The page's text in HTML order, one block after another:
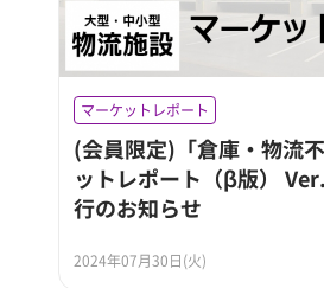
マーケットレポート
(会員限定)「倉庫・物流
ットレポート（β版）
行のお知らせ
2024年07月30日(火)